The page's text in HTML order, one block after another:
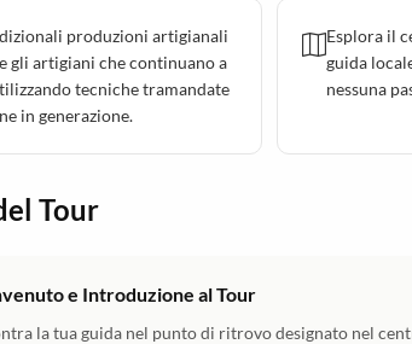
produzioni artigianali
gli artigiani che continuano a
tecniche tramandate
in generazione.
Esplora il
guida
nessuna
Tour
e Introduzione al Tour
la tua guida nel punto di ritrovo designato nel